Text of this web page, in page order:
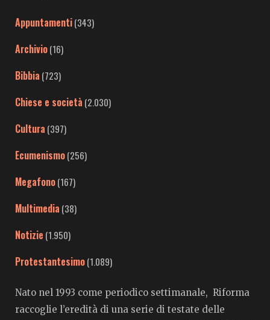
Appuntamenti(343)
Archivio(16)
Bibbia (723)
Chiese e società (2.030)
Cultura (397)
Ecumenismo(256)
Megafono(167)
Multimedia (38)
Notizie (1.950)
Protestantesimo(1.089)
Nato nel 1993 come periodico settimanale, Riforma
raccoglie l’eredità di una serie di testate delle